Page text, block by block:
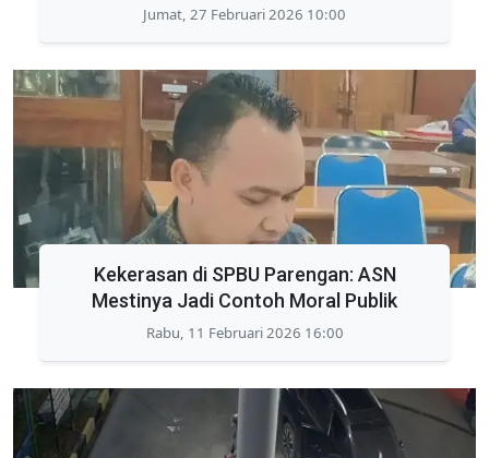
Jumat, 27 Februari 2026 10:00
Kekerasan di SPBU Parengan: ASN
Mestinya Jadi Contoh Moral Publik
Rabu, 11 Februari 2026 16:00